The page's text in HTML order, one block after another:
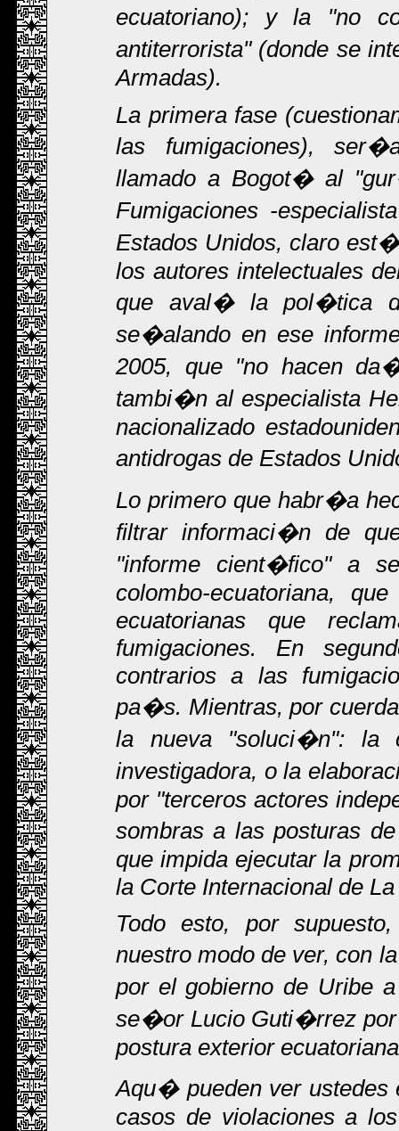
ecuatoriano); y la "no
antiterrorista" (donde se
Armadas).
La primera fase
las fumigaciones),
llamado a Bogot� al
Fumigaciones -
Estados Unidos, claro
los autores intelectuales
que aval� la pol�tica
se�alando en ese
2005, que "no hacen
tambi�n al especialista
nacionalizado
antidrogas de Estados
Lo primero que habr�a
filtrar informaci�n de
"informe cient�fico" a
colombo-ecuatoriana,
ecuatorianas que
fumigaciones. En
contrarios a las
pa�s. Mientras, por
la nueva "soluci�n": la
investigadora, o la
por "terceros actores
sombras a las posturas
que impida ejecutar la
la Corte Internacional de
Todo esto, por
nuestro modo de ver, con
por el gobierno de Uribe
se�or Lucio Guti�rrez
postura exterior
Aqu� pueden ver ustedes
casos de violaciones a